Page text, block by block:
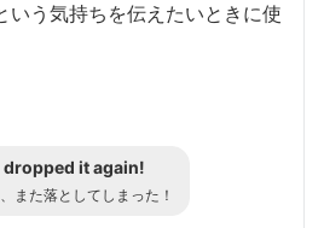
いう気持ちを伝えたいときに使
dropped it again!
また落としてしまった！